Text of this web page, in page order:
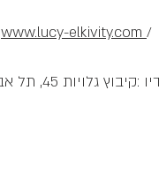
www.lucy-elkivity.com /